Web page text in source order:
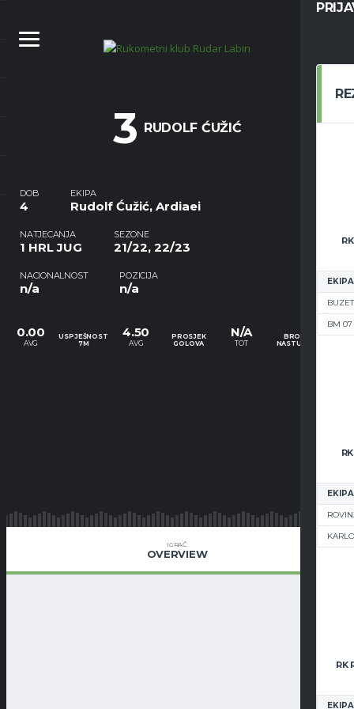
EKIPA
BUZET
BM 07
EKIPA
EKIPA
3 RUDOLF ĆUŽIĆ
DOB
4
EKIPA
Rudolf Ćužić, Ardiaei
NATJECANJA
1 HRL JUG
SEZONE
21/22, 22/23
NACIONALNOST
n/a
POZICIJA
n/a
0.00
AVG
USPJEŠNOST
7M
4.50
AVG
PROSJEK
GOLOVA
N/A
TOT
BROJ
NASTUPA
IGRAČ
OVERVIEW